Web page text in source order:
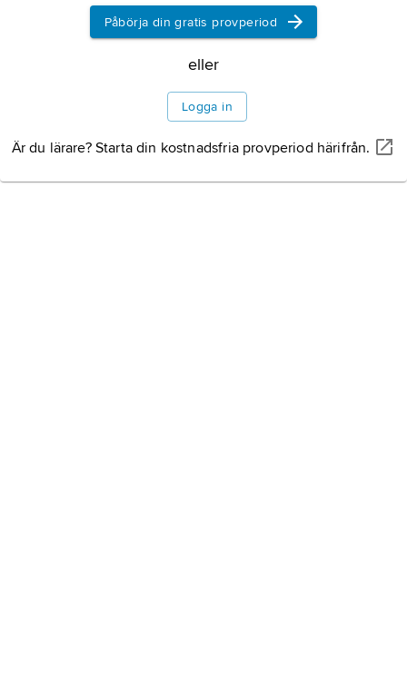
Information om artikeln
Påbörja din gratis provperiod
eller
Logga in
Är du lärare? Starta din kostnadsfria provperiod härifrån.